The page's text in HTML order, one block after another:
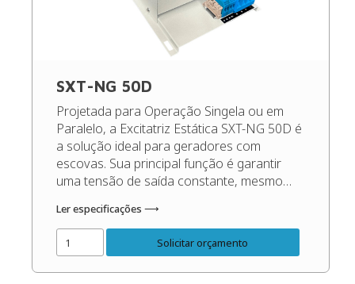
SXT-NG 50D
Projetada para Operação Singela ou em
Paralelo, a Excitatriz Estática SXT-NG 50D é
a solução ideal para geradores com
escovas. Sua principal função é garantir
uma tensão de saída constante, mesmo
maximizando o desempenho e protegendo
os seus equipamentos. (Recomendado
para geradores de até 140 Kva). Código do
[…]
Ler especificações ⟶
Solicitar orçamento